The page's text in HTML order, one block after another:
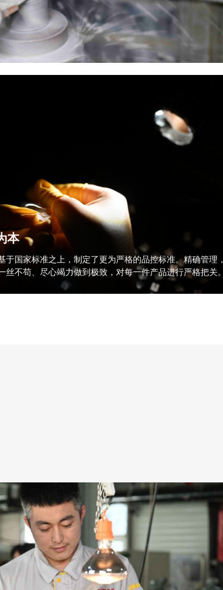
本
于国家标准之上，制定了更为严格的品控标准。精确管理，
丝不苟、尽心竭力做到极致，对每一件产品进行严格把关。